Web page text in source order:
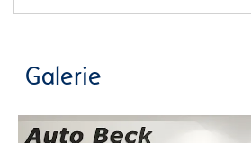
Galerie